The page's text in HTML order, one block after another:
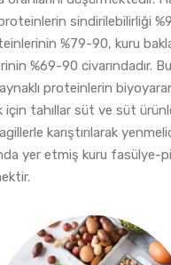
sindirilebilirliği
%79-90, kuru
%69-90 civarındadır.
proteinlerin
için tahıllar süt ve süt
karıştırılarak
yer etmiş kuru fasülye-